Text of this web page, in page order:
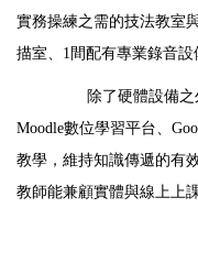
實務操練之需的技法教室
描室、 1間配有專業錄音設
除了硬體設備之外
Moodle數位學習平台、
教學，維持知識傳遞的有
教師能兼顧實體與線上上